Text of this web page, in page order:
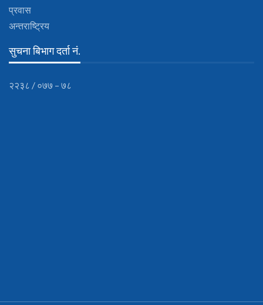
प्रवास
अन्तराष्ट्रिय
सुचना बिभाग दर्ता नं.
२२३८ / ०७७ – ७८